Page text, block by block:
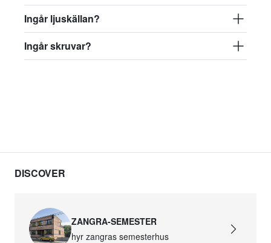
Ingår ljuskällan?
Ingår skruvar?
DISCOVER
ZANGRA-SEMESTER
hyr zangras semesterhus